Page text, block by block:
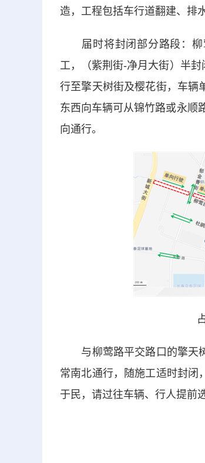
造，工程包括车行道翻建、排
届时将封闭部分路段：柳
工，（紫荆街-净月大街）半
行至擎天树街及樱花街，车辆
东西向车辆可从锦竹路或永顺
向通行。
与柳莺路平交路口的擎天树
常南北通行，随施工适时封闭
于民，请过往车辆、行人提前